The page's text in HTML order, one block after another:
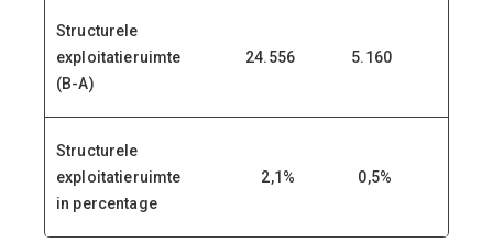
Structurele
exploitatieruimte
(B-A)
24.556 5.160
Structurele
exploitatieruimte
in percentage
2,1% 0,5%